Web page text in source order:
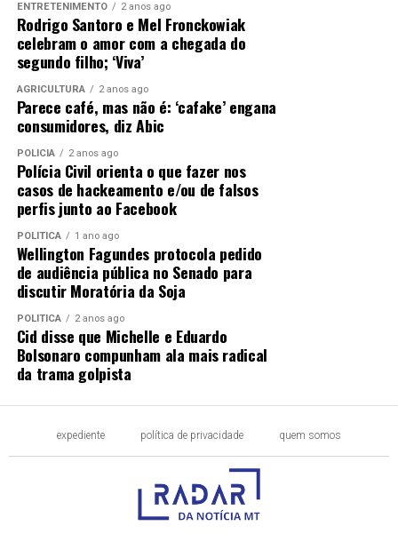
ENTRETENIMENTO 2 anos ago
Rodrigo Santoro e Mel Fronckowiak
celebram o amor com a chegada do
segundo filho; ‘Viva’
AGRICULTURA 2 anos ago
Parece café, mas não é: ‘cafake’ engana
consumidores, diz Abic
POLÍCIA 2 anos ago
Polícia Civil orienta o que fazer nos
casos de hackeamento e/ou de falsos
perfis junto ao Facebook
POLÍTICA 1 ano ago
Wellington Fagundes protocola pedido
de audiência pública no Senado para
discutir Moratória da Soja
POLÍTICA 2 anos ago
Cid disse que Michelle e Eduardo
Bolsonaro compunham ala mais radical
da trama golpista
expediente política de privacidade quem somos